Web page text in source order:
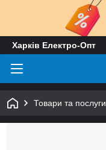
Харків Електро-Опт
Товари та послуги